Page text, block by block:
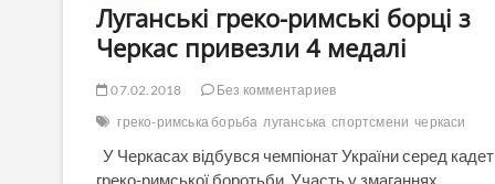
Луганські греко-римські борці з
Черкас привезли 4 медалі
07.02.2018
Без комментариев
греко-римська борьба луганська спортсмени черкаси
У Черкасах відбувся чемпіонат України серед
греко-римської боротьби. Участь у змаганнях